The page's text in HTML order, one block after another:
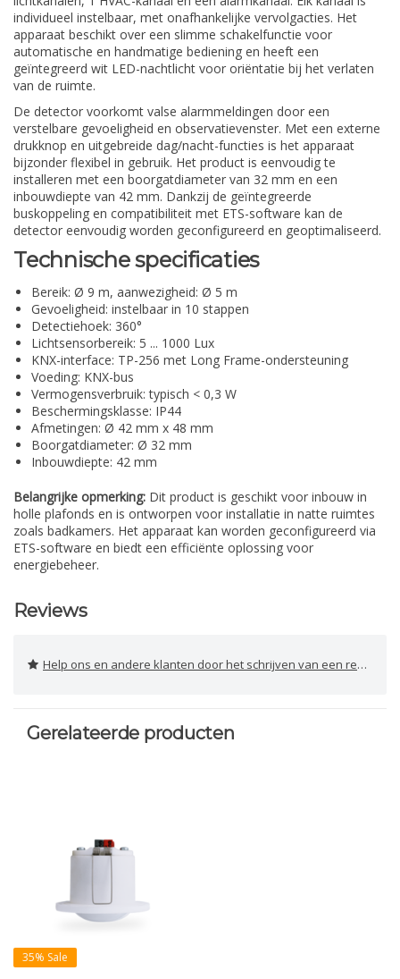
individueel instelbaar, met onafhankelijke vervolgacties. Het
apparaat beschikt over een slimme schakelfunctie voor
automatische en handmatige bediening en heeft een
geïntegreerd wit LED-nachtlicht voor oriëntatie bij het verlaten
van de ruimte.
De detector voorkomt valse alarmmeldingen door een
verstelbare gevoeligheid en observatievenster. Met een externe
drukknop en uitgebreide dag/nacht-functies is het apparaat
bijzonder flexibel in gebruik. Het product is eenvoudig te
installeren met een boorgatdiameter van 32 mm en een
inbouwdiepte van 42 mm. Dankzij de geïntegreerde
buskoppeling en compatibiliteit met ETS-software kan de
detector eenvoudig worden geconfigureerd en geoptimaliseerd.
Technische specificaties
Bereik: Ø 9 m, aanwezigheid: Ø 5 m
Gevoeligheid: instelbaar in 10 stappen
Detectiehoek: 360°
Lichtsensorbereik: 5 ... 1000 Lux
KNX-interface: TP-256 met Long Frame-ondersteuning
Voeding: KNX-bus
Vermogensverbruik: typisch < 0,3 W
Beschermingsklasse: IP44
Afmetingen: Ø 42 mm x 48 mm
Boorgatdiameter: Ø 32 mm
Inbouwdiepte: 42 mm
Belangrijke opmerking: Dit product is geschikt voor inbouw in
holle plafonds en is ontworpen voor installatie in natte ruimtes
zoals badkamers. Het apparaat kan worden geconfigureerd via
ETS-software en biedt een efficiënte oplossing voor
energiebeheer.
Reviews
Help ons en andere klanten door het schrijven van een review
Gerelateerde producten
35% Sale